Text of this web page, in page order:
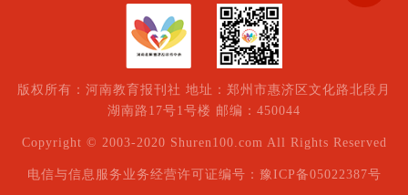
版权所有：河南教育报刊社 地址：郑州市惠济区文化路北段月
湖南路17号1号楼 邮编：450044
Copyright © 2003-2020 Shuren100.com All Rights Reserved
电信与信息服务业务经营许可证编号：豫ICP备05022387号